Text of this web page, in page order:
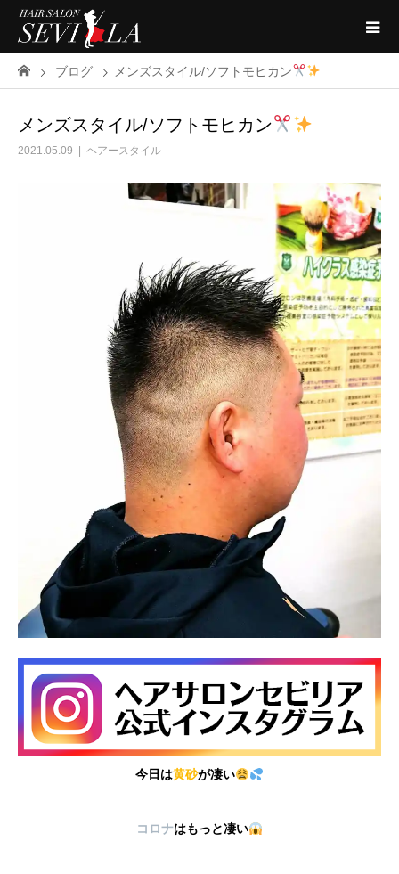
ブログ メンズスタイル/ソフトモヒカン
メンズスタイル/ソフトモヒカン
2021.05.09 ヘアースタイル
今日は黄砂が凄い
コロナはもっと凄い